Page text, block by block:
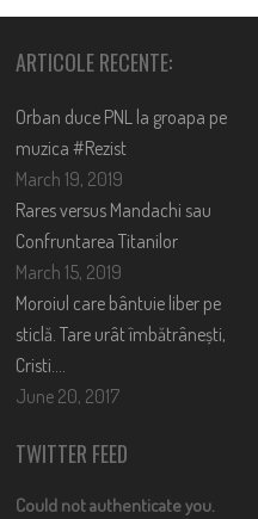
ARTICOLE RECENTE:
Orban duce PNL la groapa pe
muzica #Rezist
March 19, 2019
Rares versus Mandachi sau
Confruntarea Titanilor
March 15, 2019
Moroiul care bântuie liber pe
sticlă. Tare urât îmbătrânești,
Cristi….
June 20, 2017
TWITTER FEED
Could not authenticate you.